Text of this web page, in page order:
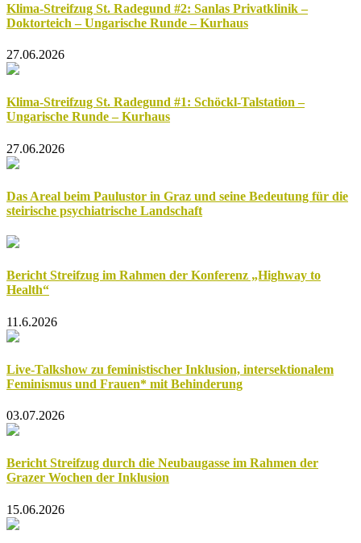
Klima-Streifzug St. Radegund #2: Sanlas Privatklinik –
Doktorteich – Ungarische Runde – Kurhaus
27.06.2026
Klima-Streifzug St. Radegund #1: Schöckl-Talstation –
Ungarische Runde – Kurhaus
27.06.2026
Das Areal beim Paulustor in Graz und seine Bedeutung für die
steirische psychiatrische Landschaft
Bericht Streifzug im Rahmen der Konferenz „Highway to
Health“
11.6.2026
Live-Talkshow zu feministischer Inklusion, intersektionalem
Feminismus und Frauen* mit Behinderung
03.07.2026
Bericht Streifzug durch die Neubaugasse im Rahmen der
Grazer Wochen der Inklusion
15.06.2026